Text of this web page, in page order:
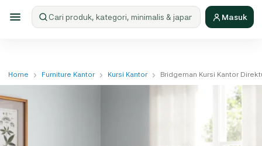
Cari produk Masuk
Home › Furniture Kantor › Kursi Kantor › Bridgeman Kursi Kantor